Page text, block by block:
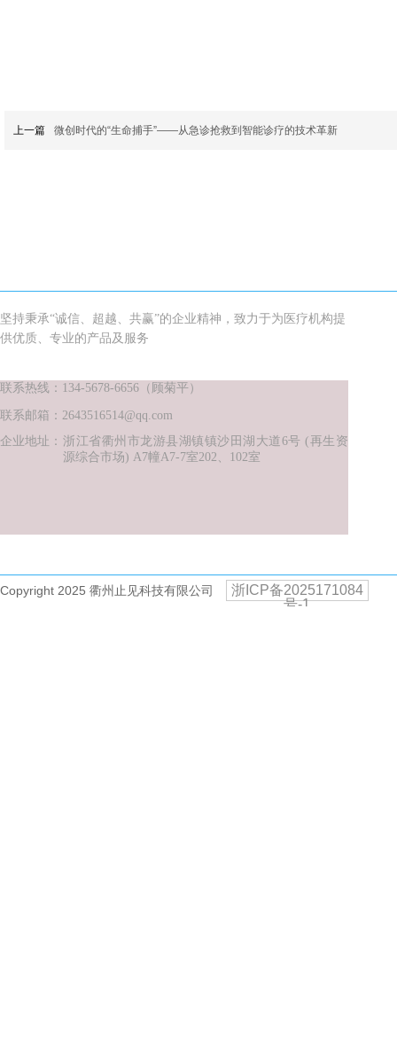
上一篇 微创时代的“生命捕手”——从急诊抢救到智能诊疗的技术革新
联系热线：134-5678-6656（顾菊平）
联系邮箱：2643516514@qq.com
浙江省衢州市龙游县湖镇镇沙田湖大道6号(再生资
源综合市场) A7幢A7-7室202、102室
企业地址：
Copyright 2025 衢州止见科技有限公司
坚持秉承“诚信、超越、共赢”的企业精神，致力于为医疗机构提
供优质、专业的产品及服务
浙ICP备2025171084
号-1